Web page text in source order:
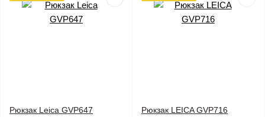
Рюкзак Leica GVP647 Рюкзак LEICA GVP716